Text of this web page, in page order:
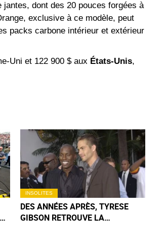
jantes, dont des 20 pouces forgées à
exclusive à ce modèle, peut
packs carbone intérieur et extérieur
Uni et 122 900 $ aux États-Unis,
INSOLITES
DES ANNÉES APRÈS, TYRESE
GIBSON RETROUVE LA